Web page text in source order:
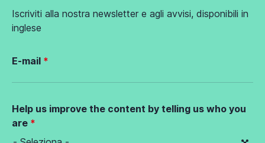
Iscriviti alla nostra newsletter e agli avvisi, disponibili in
inglese
E-mail
Help us improve the content by telling us who you
are